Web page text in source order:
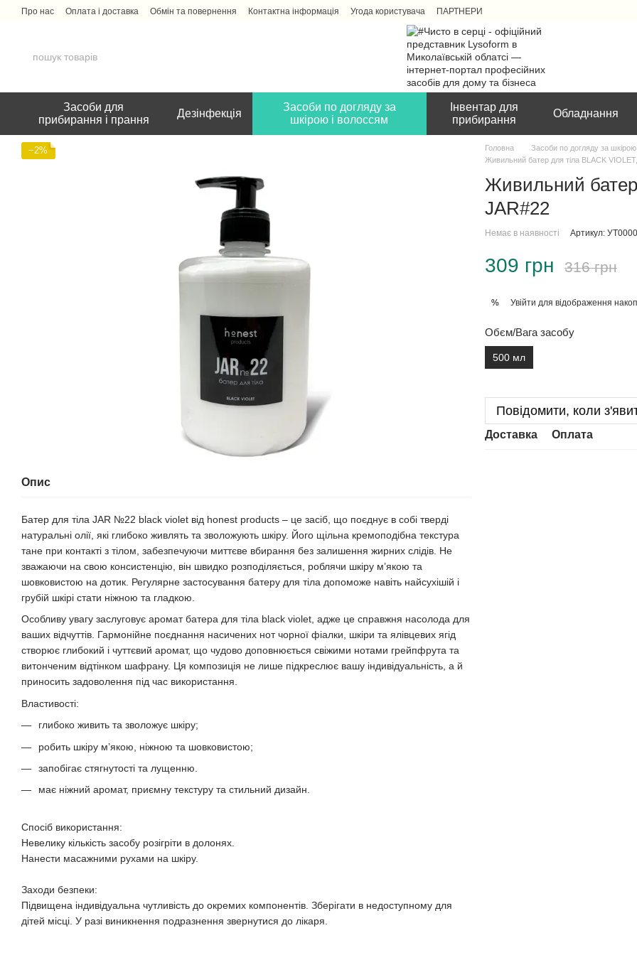
Перейти до основного контенту
Про нас Оплата і доставка Обмін та повернення Контактна інформація Угода користувача ПАРТНЕРИ
Засоби для
прибирання і прання
Дезінфекція
Засоби по догляду за
шкірою і волоссям
Інвентар для
прибирання
Обладнання
−2%
Опис
Батер для тіла JAR №22 black violet від honest products – це засіб, що поєднує в собі тверді
натуральні олії, які глибоко живлять та зволожують шкіру. Його щільна кремоподібна текстура
тане при контакті з тілом, забезпечуючи миттєве вбирання без залишення жирних слідів. Не
зважаючи на свою консистенцію, він швидко розподіляється, роблячи шкіру м’якою та
шовковистою на дотик. Регулярне застосування батеру для тіла допоможе навіть найсухішій і
грубій шкірі стати ніжною та гладкою.
Особливу увагу заслуговує аромат батера для тіла black violet, адже це справжня насолода для
ваших відчуттів. Гармонійне поєднання насичених нот чорної фіалки, шкіри та ялівцевих ягід
створює глибокий і чуттєвий аромат, що чудово доповнюється свіжими нотами грейпфрута та
витонченим відтінком шафрану. Ця композиція не лише підкреслює вашу індивідуальність, а й
приносить задоволення під час використання.
Властивості:
глибоко живить та зволожує шкіру;
робить шкіру м’якою, ніжною та шовковистою;
запобігає стягнутості та лущенню.
має ніжний аромат, приємну текстуру та стильний дизайн.
Спосіб використання:
Невелику кількість засобу розігріти в долонях.
Нанести масажними рухами на шкіру.
Заходи безпеки:
Підвищена індивідуальна чутливість до окремих компонентів. Зберігати в недоступному для
дітей місці. У разі виникнення подразнення звернутися до лікаря.
Головна
Засоби по догляду за
Живильний батер для тіла BLACK
Живильний
JAR#22
Немає в наявності Артикул:
309 грн 316 грн
% Увійти для відображення
Обєм/Вага засобу
500 мл
Повідомити, коли
Доставка Оплата